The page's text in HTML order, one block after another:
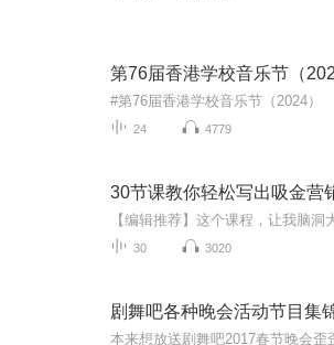
第76届香港学校音乐节（
#第76届香港学校音乐节（2024）
24 4779
30节课教你轻松写出吸金营
30 3020
剧舞吧各种晚会活动节目集